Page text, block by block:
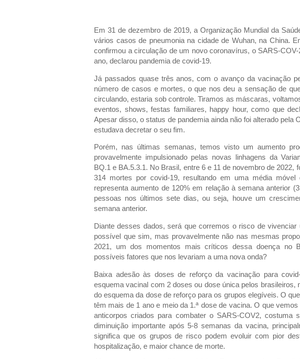
Em 31 de dezembro de 2019, a Organização Mundial da
vários casos de pneumonia na cidade de Wuhan, na China.
confirmou a circulação de um novo coronavírus, o SARS-
ano, declarou pandemia de covid-19.
Já passados quase três anos, com o avanço da vacinação
número de casos e mortes, o que nos deu a sensação de
circulando, estaria sob controle. Tiramos as máscaras,
eventos, shows, festas familiares, happy hour, como que
Apesar disso, o status de pandemia ainda não foi alterado pela
estudava decretar o seu fim.
Porém, nas últimas semanas, temos visto um aumento
provavelmente impulsionado pelas novas linhagens da
BQ.1 e BA.5.3.1. No Brasil, entre 6 e 11 de novembro de 2022,
314 mortes por covid-19, resultando em uma média
representa aumento de 120% em relação à semana anterior
pessoas nos últimos sete dias, ou seja, houve um
semana anterior.
Diante desses dados, será que corremos o risco de
possível que sim, mas provavelmente não nas mesmas
2021, um dos momentos mais críticos dessa doença no
possíveis fatores que nos levariam a uma nova onda?
Baixa adesão às doses de reforço da vacinação para
esquema vacinal com 2 doses ou dose única pelos brasileiros,
do esquema da dose de reforço para os grupos elegíveis. O
têm mais de 1 ano e meio da 1.ª dose de vacina. O que
anticorpos criados para combater o SARS-COV2, costuma
diminuição importante após 5-8 semanas da vacina,
significa que os grupos de risco podem evoluir com pior
hospitalização, e maior chance de morte.